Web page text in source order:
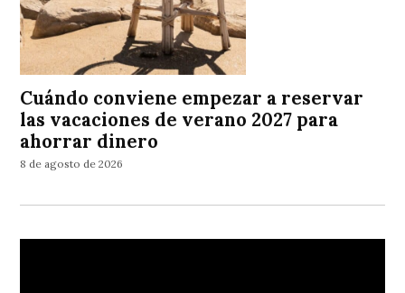
Cuándo conviene empezar a reservar
las vacaciones de verano 2027 para
ahorrar dinero
8 de agosto de 2026